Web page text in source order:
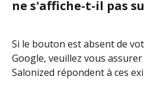
ne s'affiche-t-il pas
Si le bouton est absent de
Google, veuillez vous
Salonized répondent à ces